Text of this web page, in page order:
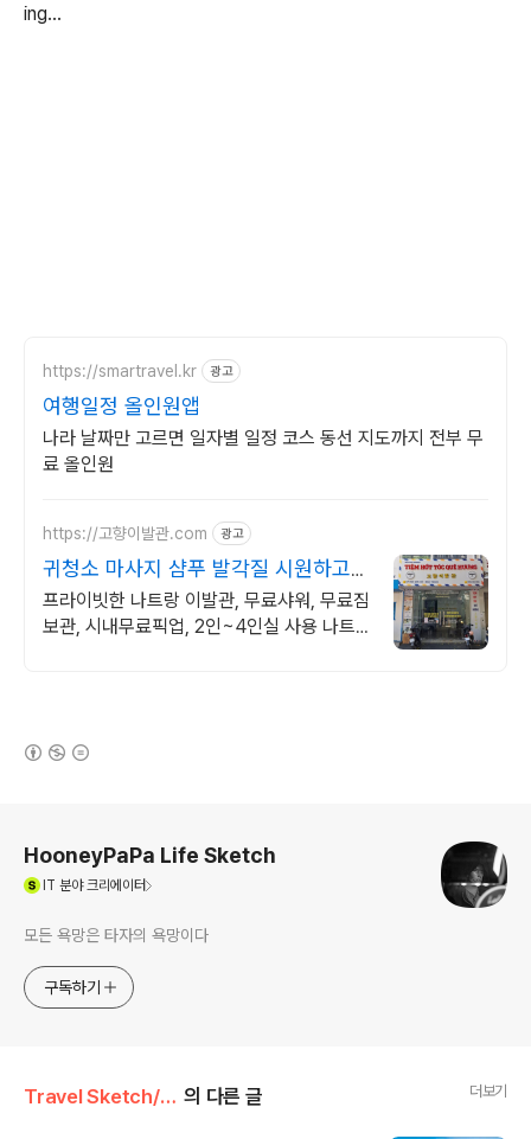
ing...
https://smartravel.kr 광고
여행일정 올인원앱
나라 날짜만 고르면 일자별 일정 코스 동선 지도까지 전부 무
료 올인원
https://고향이발관.com 광고
귀청소 마사지 샴푸 발각질 시원하고
만족도 높은 이발관
프라이빗한 나트랑 이발관, 무료샤워, 무료짐
보관, 시내무료픽업, 2인~4인실 사용 나트
HooneyPaPa Life Sketch
IT 분야 크리에이터
모든 욕망은 타자의 욕망이다
구독하기
Travel Sketch/Vietnam 의 다른 글 더보기